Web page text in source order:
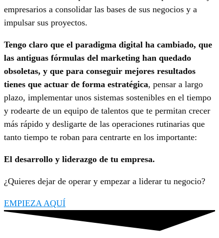
empresarios a consolidar las bases de sus negocios y a
impulsar sus proyectos.
Tengo claro que el paradigma digital ha cambiado, que
las antiguas fórmulas del marketing han quedado
obsoletas, y que para conseguir mejores resultados
tienes que actuar de forma estratégica, pensar a largo
plazo, implementar unos sistemas sostenibles en el tiempo
y rodearte de un equipo de talentos que te permitan crecer
más rápido y desligarte de las operaciones rutinarias que
tanto tiempo te roban para centrarte en los importante:
El desarrollo y liderazgo de tu empresa.
¿Quieres dejar de operar y empezar a liderar tu negocio?
EMPIEZA AQUÍ